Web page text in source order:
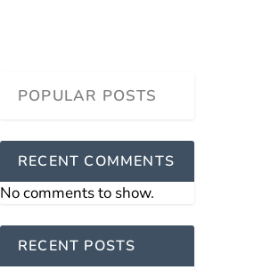
RECENT COMMENTS
No comments to show.
RECENT POSTS